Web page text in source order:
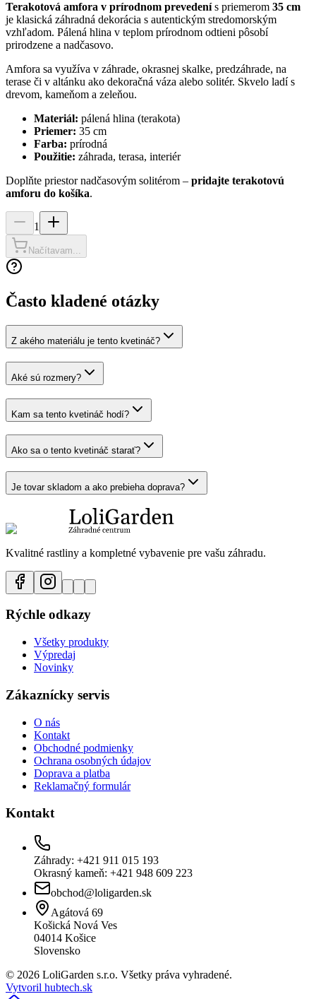
Terakotová amfora v prírodnom prevedenís priemerom 35 cm
je klasická záhradná dekorácia s autentickým stredomorským
vzhľadom. Pálená hlina v teplom prírodnom odtieni pôsobí
prirodzene a nadčasovo.
Amfora sa využíva v záhrade, okrasnej skalke, predzáhrade, na
terase či v altánku ako dekoračná váza alebo solitér. Skvelo ladí s
drevom, kameňom a zeleňou.
Materiál: pálená hlina (terakota)
Priemer: 35 cm
Farba: prírodná
Použitie: záhrada, terasa, interiér
Doplňte priestor nadčasovým solitérom – pridajte terakotovú
amforu do košíka.
1
Načítavam...
Často kladené otázky
Z akého materiálu je tento kvetináč?
Aké sú rozmery?
Kam sa tento kvetináč hodí?
Ako sa o tento kvetináč starať?
Je tovar skladom a ako prebieha doprava?
Kvalitné rastliny a kompletné vybavenie pre vašu záhradu.
Rýchle odkazy
Všetky produkty
Výpredaj
Novinky
Zákaznícky servis
O nás
Kontakt
Obchodné podmienky
Ochrana osobných údajov
Doprava a platba
Reklamačný formulár
Kontakt
Záhrady: +421 911 015 193
Okrasný kameň: +421 948 609 223
obchod@loligarden.sk
Agátová 69
Košická Nová Ves
04014 Košice
Slovensko
© 2026 LoliGarden s.r.o. Všetky práva vyhradené.
Vytvoril hubtech.sk